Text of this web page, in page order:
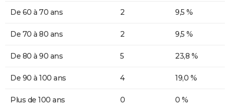
De 60 à 70 ans 2 9,5 %
De 70 à 80 ans 2 9,5 %
De 80 à 90 ans 5 23,8 %
De 90 à 100 ans 4 19,0 %
Plus de 100 ans 0 0 %